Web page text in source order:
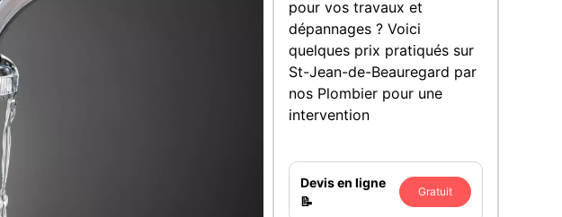
pour vos travaux et
dépannages ? Voici
quelques prix pratiqués sur
St-Jean-de-Beauregard par
nos Plombier pour une
intervention
Devis en ligne
📝
Gratuit